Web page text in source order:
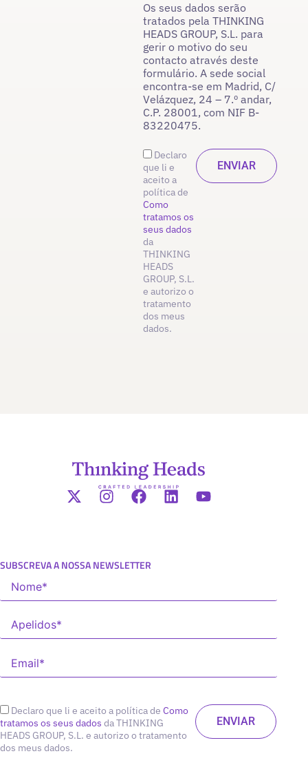
Os seus dados serão
tratados pela THINKING
HEADS GROUP, S.L. para
gerir o motivo do seu
contacto através deste
formulário. A sede social
encontra-se em Madrid, C/
Velázquez, 24 – 7.º andar,
C.P. 28001, com NIF B-
83220475.
Declaro
que li e
aceito a
política de
Como
tratamos os
seus dados
da
THINKING
HEADS
GROUP, S.L.
e autorizo o
tratamento
dos meus
dados.
SUBSCREVA A NOSSA NEWSLETTER
Declaro que li e aceito a política de Como
tratamos os seus dados da THINKING
HEADS GROUP, S.L. e autorizo o tratamento
dos meus dados.